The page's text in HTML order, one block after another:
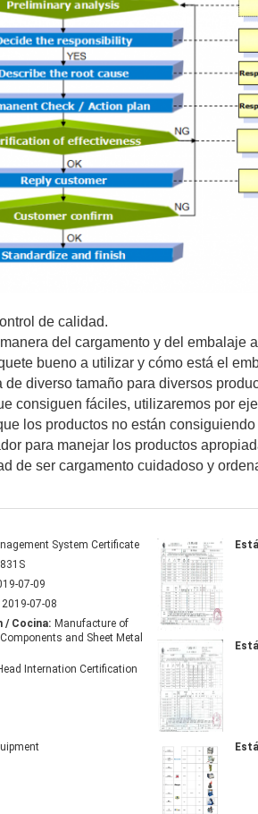
de calidad.
del cargamento y del embalaje
bueno a utilizar y cómo está el
diverso tamaño para diversos
consiguen fáciles, utilizaremos por
los productos no están
para manejar los productos
de ser cargamento cuidadoso y
System Certificate
07-09
2019-07-08
/ Cocina: Manufacture of
and Sheet Metal
Internation Certification